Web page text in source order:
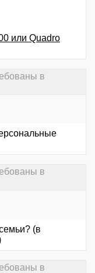
или Quadro
в
в
(в
в